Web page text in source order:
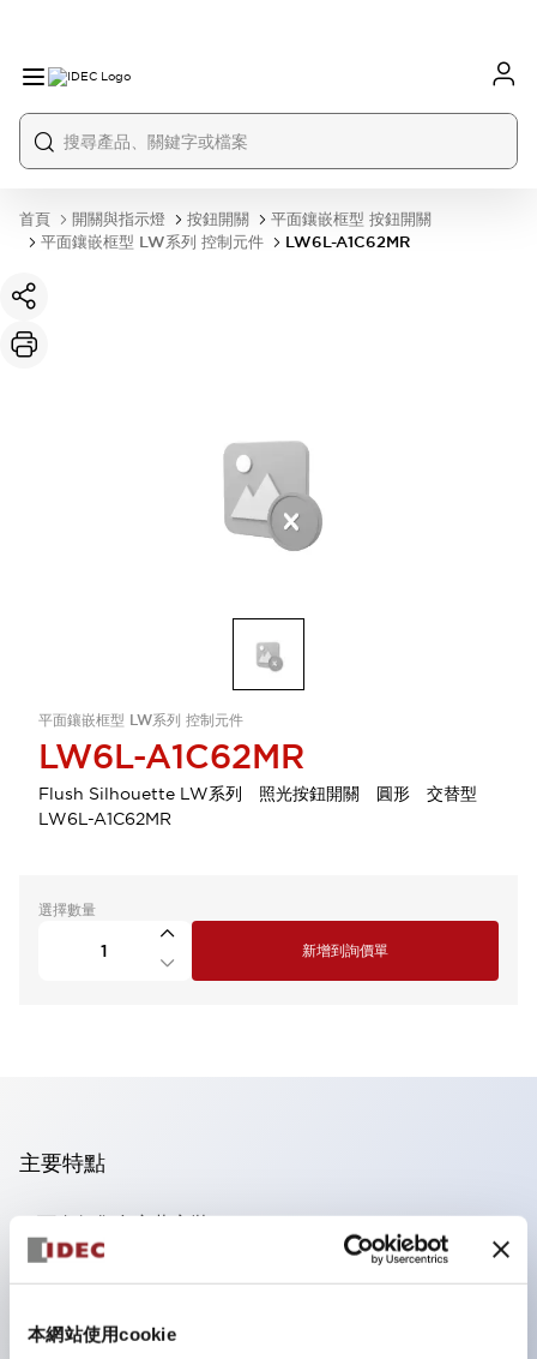
本網站使用cookie
首頁 開關與指示燈 按鈕開關
平面鑲嵌框型 按鈕開關
平面鑲嵌框型 LW系列 控制元件
LW6L-A1C62MR
平面鑲嵌框型 LW系列 控制元件
LW6L-A1C62MR
Flush Silhouette LW系列 照光按鈕開關 圓形 交替型
LW6L-A1C62MR
選擇數量
新增到詢價單
主要特點
可進行集合密著安裝
附鎖選擇開關採用高安全性的彈子鎖結構